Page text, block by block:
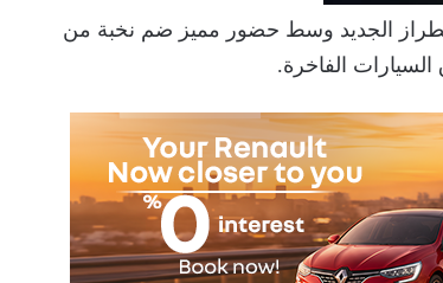
الجديد وسط حضور مميز ضم نخبة من
الفاخرة.